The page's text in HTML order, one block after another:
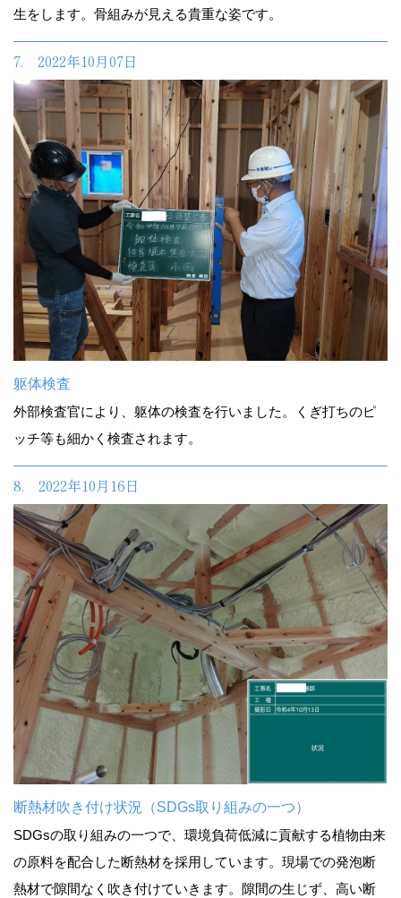
生をします。骨組みが見える貴重な姿です。
7. 2022年10月07日
躯体検査
外部検査官により、躯体の検査を行いました。くぎ打ちのピ
ッチ等も細かく検査されます。
8. 2022年10月16日
断熱材吹き付け状況（SDGs取り組みの一つ）
SDGsの取り組みの一つで、環境負荷低減に貢献する植物由来
の原料を配合した断熱材を採用しています。現場での発泡断
熱材で隙間なく吹き付けていきます。隙間の生じず、高い断